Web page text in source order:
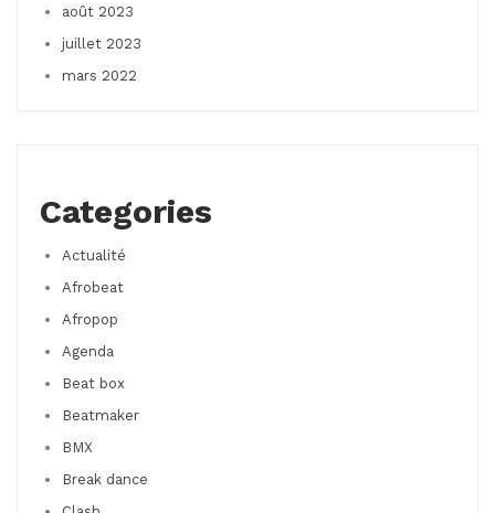
août 2023
juillet 2023
mars 2022
Categories
Actualité
Afrobeat
Afropop
Agenda
Beat box
Beatmaker
BMX
Break dance